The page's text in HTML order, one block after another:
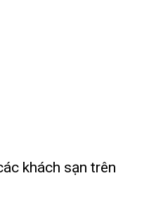
khách sạn trên